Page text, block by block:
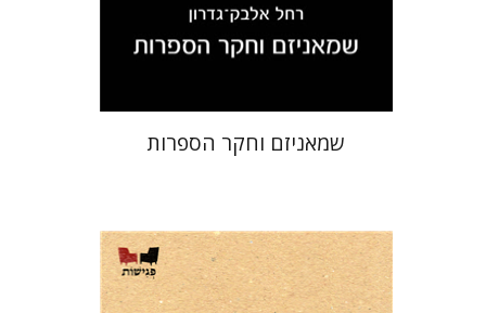
הנחת אתר ספר מודפס
$35
$32
שמאניזם וחקר הספרות